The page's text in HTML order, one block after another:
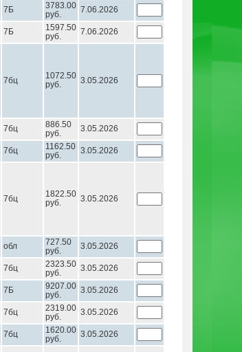
7Б
3783.00
руб.
7.06.2026
7Б
1597.50
руб.
7.06.2026
7бц
1072.50
руб.
3.05.2026
7бц
886.50
руб.
3.05.2026
7бц
1162.50
руб.
3.05.2026
7бц
1822.50
руб.
3.05.2026
обл
727.50
руб.
3.05.2026
7бц
2323.50
руб.
3.05.2026
7Б
9207.00
руб.
3.05.2026
7бц
2319.00
руб.
3.05.2026
7бц
1620.00
руб.
3.05.2026